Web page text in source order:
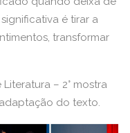
é tirar a
transformar
– 2° mostra
do texto.